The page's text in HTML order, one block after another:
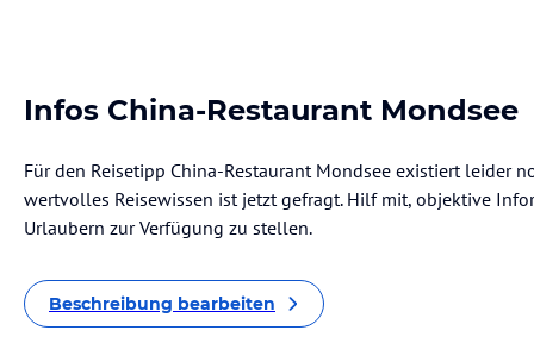
Infos China-Restaurant Mondsee
Für den Reisetipp China-Restaurant Mondsee existiert leider
wertvolles Reisewissen ist jetzt gefragt. Hilf mit, objektive
Urlaubern zur Verfügung zu stellen.
Beschreibung bearbeiten